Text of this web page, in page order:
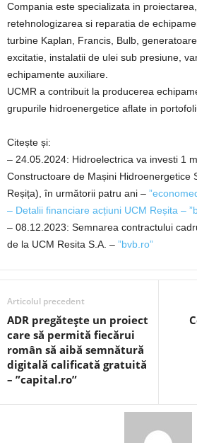
Compania este specializata in proiectarea,
retehnologizarea si reparatia de
turbine Kaplan, Francis, Bulb,
excitatie, instalatii de ulei sub presiune,
echipamente auxiliare.
UCMR a contribuit la producerea
grupurile hidroenergetice aflate in
Citește și:
– 24.05.2024: Hidroelectrica va investi 1
Constructoare de Mașini Hidroenergetice
Reșița), în următorii patru ani –
– Detalii financiare acțiuni UCM Reșita –
– 08.12.2023: Semnarea contractului
de la UCM Resita S.A. – ”bvb.ro”
Articolul precedent
ADR pregătește un proiect
care să permită fiecărui
român să aibă semnătură
digitală calificată gratuită
– ”capital.ro”